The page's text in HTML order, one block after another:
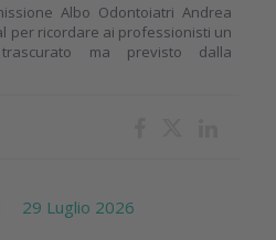
Albo Odontoiatri Andrea
per ricordare ai professionisti un
ma previsto dalla
29 Luglio 2026